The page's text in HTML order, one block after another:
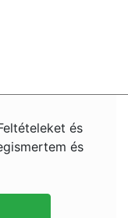
és
és